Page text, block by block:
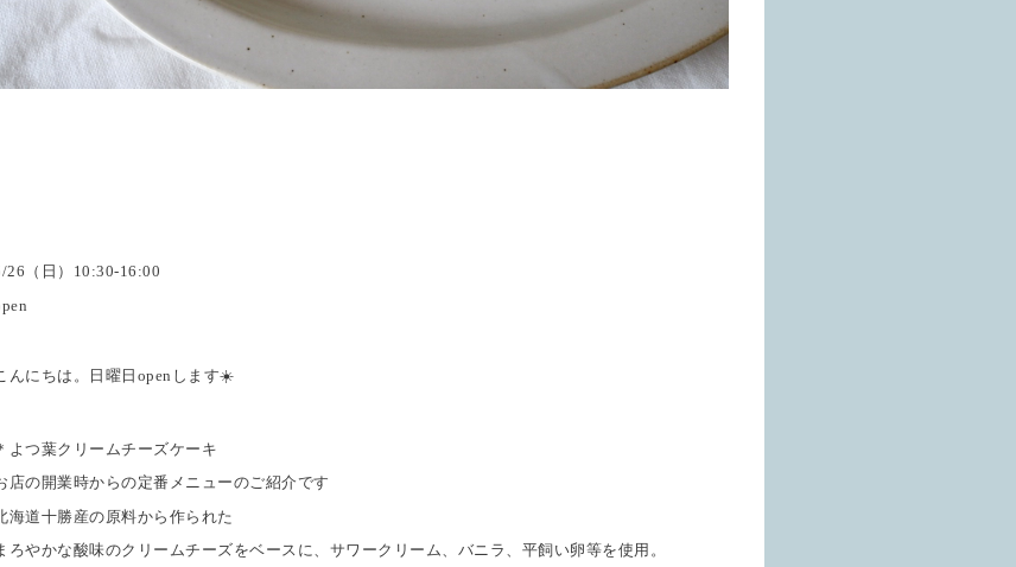
26（日）10:30-16:00
んにちは。日曜日openします☀️
よつ葉クリームチーズケーキ
店の開業時からの定番メニューのご紹介です
海道十勝産の原料から作られた
ろやかな酸味のクリームチーズをベースに、サワークリーム、バニラ、平飼い卵等を使用。